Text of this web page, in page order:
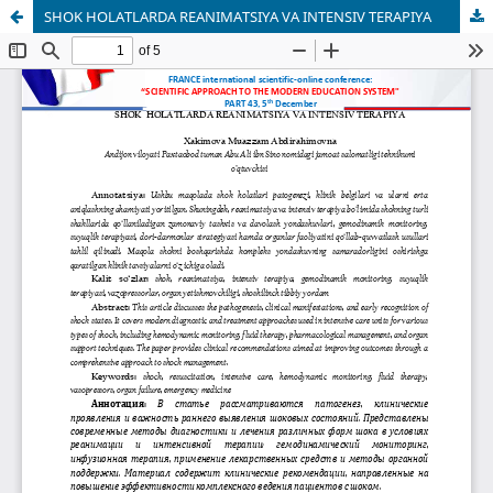
SHOK HOLATLARDA REANIMATSIYA VA INTENSIV TERAPIYA